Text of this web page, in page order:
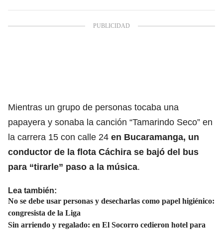
Mientras un grupo de personas tocaba una
papayera y sonaba la canción “Tamarindo Seco” en
la carrera 15 con calle 24 en Bucaramanga, un
conductor de la flota Cáchira se bajó del bus
para “tirarle” paso a la música.
Lea también:
No se debe usar personas y desecharlas como papel higiénico:
congresista de la Liga
Sin arriendo y regalado: en El Socorro cedieron hotel para